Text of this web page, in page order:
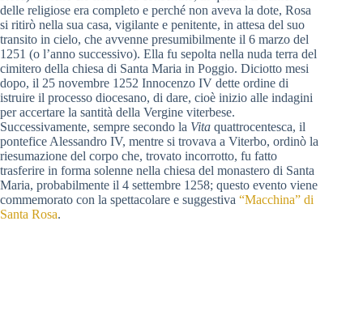
delle religiose era completo e perché non aveva la dote, Rosa
si ritirò nella sua casa, vigilante e penitente, in attesa del suo
transito in cielo, che avvenne presumibilmente il 6 marzo del
1251 (o l’anno successivo). Ella fu sepolta nella nuda terra del
cimitero della chiesa di Santa Maria in Poggio. Diciotto mesi
dopo, il 25 novembre 1252 Innocenzo IV dette ordine di
istruire il processo diocesano, di dare, cioè inizio alle indagini
per accertare la santità della Vergine viterbese.
Successivamente, sempre secondo la Vita quattrocentesca, il
pontefice Alessandro IV, mentre si trovava a Viterbo, ordinò la
riesumazione del corpo che, trovato incorrotto, fu fatto
trasferire in forma solenne nella chiesa del monastero di Santa
Maria, probabilmente il 4 settembre 1258; questo evento viene
commemorato con la spettacolare e suggestiva “Macchina” di
Santa Rosa.